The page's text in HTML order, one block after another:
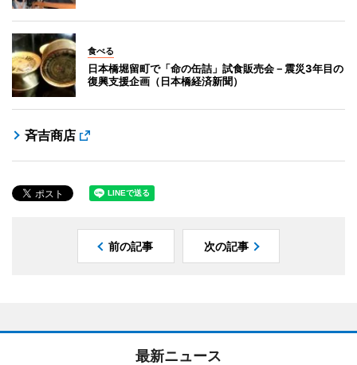
食べる
日本橋堀留町で「命の缶詰」試食販売会－震災3年目の
復興支援企画（日本橋経済新聞）
斉吉商店
前の記事 次の記事
最新ニュース